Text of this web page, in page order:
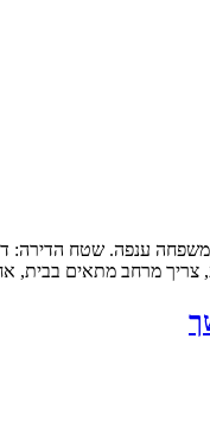
צריך מרחב מתאים בבית,